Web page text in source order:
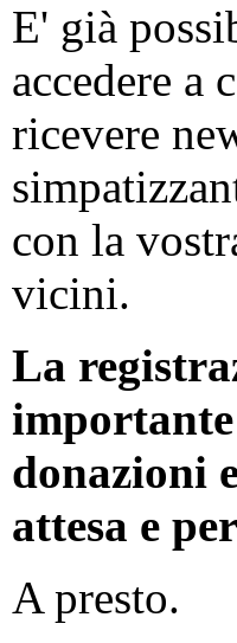
E' già
accedere a
ricevere
con la
vicini.
La
donazioni
attesa e
A presto.